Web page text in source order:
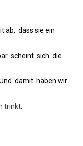
ab, dass sie ein
scheint sich die
damit haben wir
trinkt